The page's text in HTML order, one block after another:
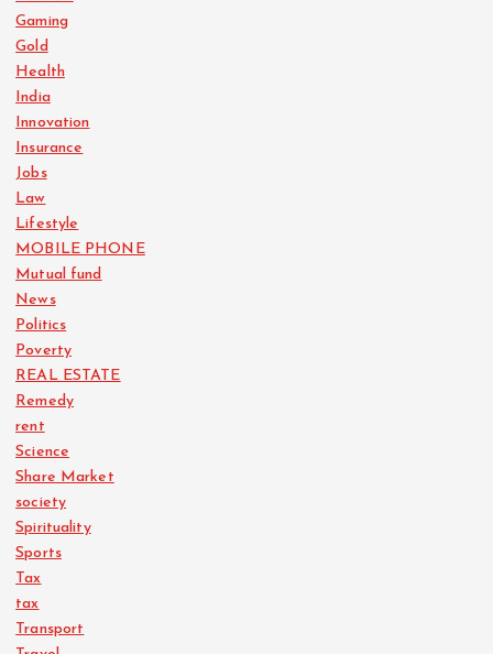
Gaming
Gold
Health
India
Innovation
Insurance
Jobs
Law
Lifestyle
MOBILE PHONE
Mutual fund
News
Politics
Poverty
REAL ESTATE
Remedy
rent
Science
Share Market
society
Spirituality
Sports
Tax
tax
Transport